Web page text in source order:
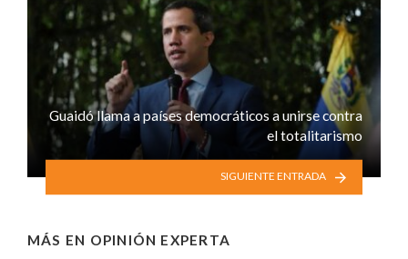
Guaidó llama a países democráticos a unirse contra
el totalitarismo
SIGUIENTE ENTRADA
MÁS EN OPINIÓN EXPERTA